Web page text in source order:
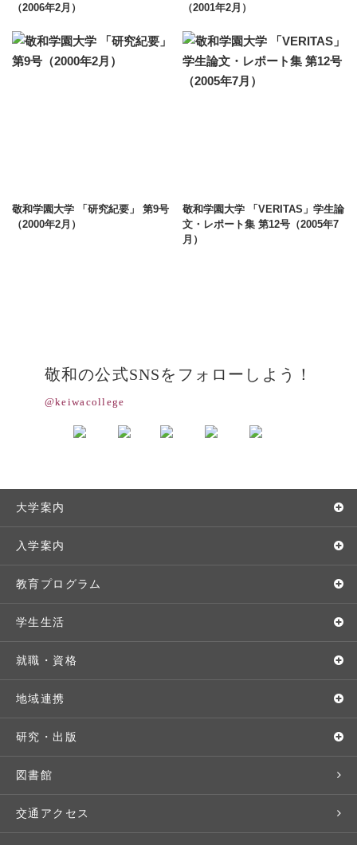
（2006年2月）
（2001年2月）
敬和学園大学 「研究紀要」 第9号
（2000年2月）
敬和学園大学 「VERITAS」学生論
文・レポート集 第12号（2005年7
月）
敬和の公式SNSをフォローしよう！
@keiwacollege
大学案内
敬和学園大学とは
学長メッセージ
教育理念・方針・取り組み
キャンパス・施設設備
交通アクセス
基本情報・情報公開
広報・公聴
入学案内
入学者選抜
オープンキャンパス
Webオープンキャンパス
個別相談（来学・オンライン）
特待生（入学者向け）
パンフレット・資料請求
入学予定者の皆さま
教育プログラム
学部・学科
地域実践
留学プログラム
語学プログラム
教職課程
教員紹介
学生生活
キャンパスライフ
年間スケジュール
クラブ・サークル
大学周辺マップ
学生寮
就職・資格
就職・進路サポート
資格取得
公務員試験対策
就職実績
地域連携
地域との連携
生涯学習
科目等履修生
研究・出版
研究者・研究分野
人文社会科学研究所
図書館
交通アクセス